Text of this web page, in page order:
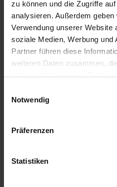
zu können und die Zugriffe
analysieren. Außerdem
Verwendung unserer Website
soziale Medien, Werbung und
Partner führen diese
weiteren Daten zusammen,
haben oder die sie im
Notwendig
Präferenzen
Statistiken
Ähnliche Produkte